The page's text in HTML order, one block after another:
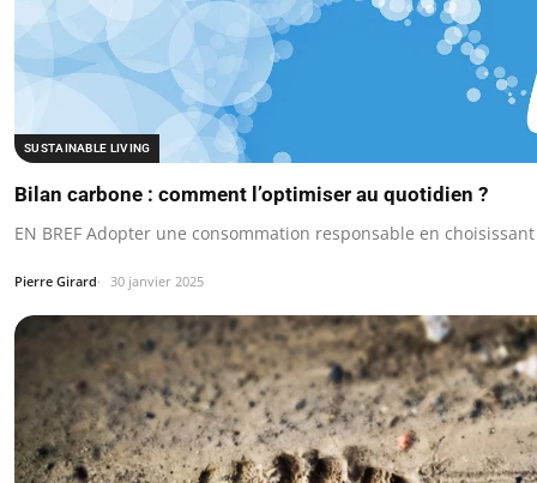
SUSTAINABLE LIVING
Bilan carbone : comment l’optimiser au quotidien ?
EN BREF Adopter une consommation responsable en
Pierre Girard 30 janvier 2025